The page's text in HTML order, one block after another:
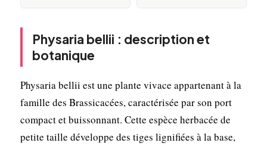
Physaria bellii : description et
botanique
Physaria bellii est une plante vivace appartenant à la
famille des Brassicacées, caractérisée par son port
compact et buissonnant. Cette espèce herbacée de
petite taille développe des tiges lignifiées à la base,